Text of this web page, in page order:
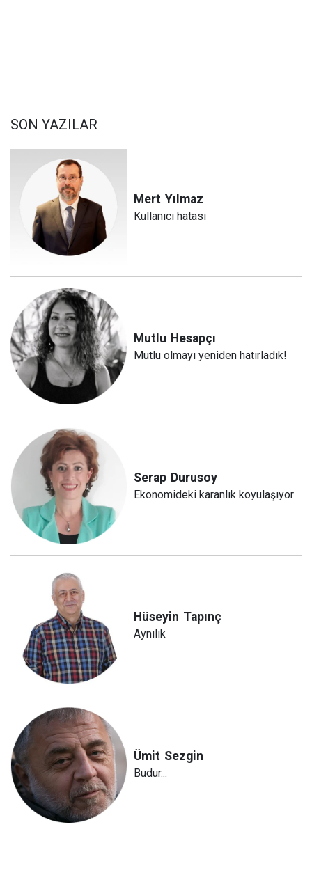
SON YAZILAR
Mert Yılmaz
Kullanıcı hatası
Mutlu Hesapçı
Mutlu olmayı yeniden hatırladık!
Serap Durusoy
Ekonomideki karanlık koyulaşıyor
Hüseyin Tapınç
Aynılık
Ümit Sezgin
Budur...